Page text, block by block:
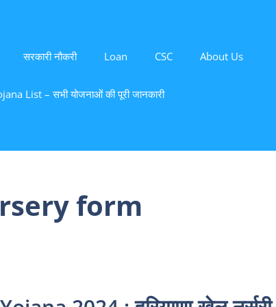
सरकारी नौकरी Loan CSC About Us
List – सभी योजनाओं की पूरी जानकारी
form